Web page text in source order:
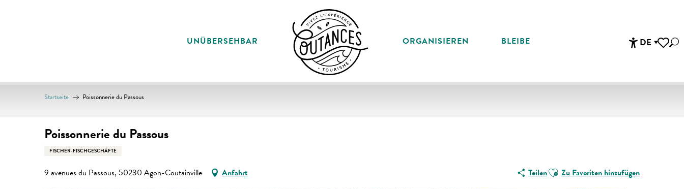
DE
UNÜBERSEHBAR ORGANISIEREN BLEIBE
Startseite Poissonnerie du Passous
Poissonnerie du Passous
FISCHER-FISCHGESCHÄFTE
9 avenues du Passous, 50230 Agon-Coutainville Anfahrt TeilenAjouter aux favoris
Zu Favoriten hinzufügen